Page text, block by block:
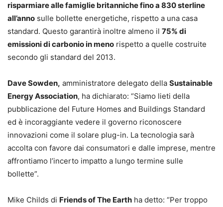
risparmiare alle famiglie britanniche fino a 830 sterline
all’anno sulle bollette energetiche, rispetto a una casa
standard. Questo garantirà inoltre almeno il 75% di
emissioni di carbonio in meno rispetto a quelle costruite
secondo gli standard del 2013.
Dave Sowden, amministratore delegato della Sustainable
Energy Association, ha dichiarato: “Siamo lieti della
pubblicazione del Future Homes and Buildings Standard
ed è incoraggiante vedere il governo riconoscere
innovazioni come il solare plug-in. La tecnologia sarà
accolta con favore dai consumatori e dalle imprese, mentre
affrontiamo l’incerto impatto a lungo termine sulle
bollette”.
Mike Childs di Friends of The Earth ha detto: “Per troppo